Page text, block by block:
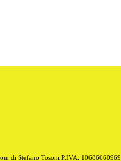
di Stefano Tosoni P.IVA: 10686660969